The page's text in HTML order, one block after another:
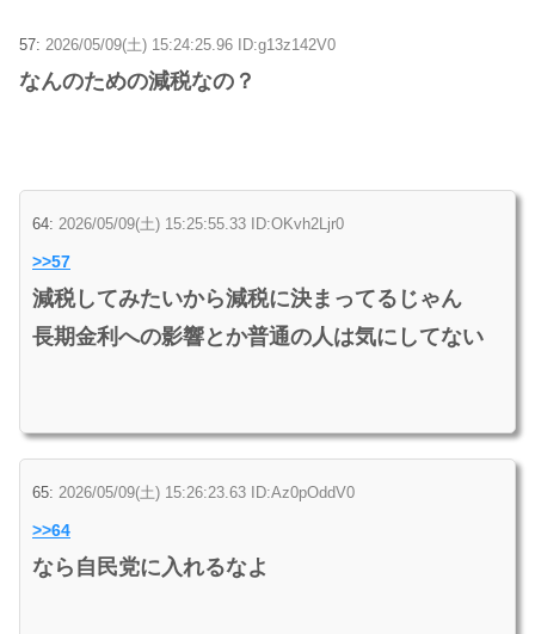
57: 2026/05/09(土) 15:24:25.96 ID:g13z142V0
なんのための減税なの？
64: 2026/05/09(土) 15:25:55.33 ID:OKvh2Ljr0
>>57
減税してみたいから減税に決まってるじゃん
長期金利への影響とか普通の人は気にしてない
65: 2026/05/09(土) 15:26:23.63 ID:Az0pOddV0
>>64
なら自民党に入れるなよ